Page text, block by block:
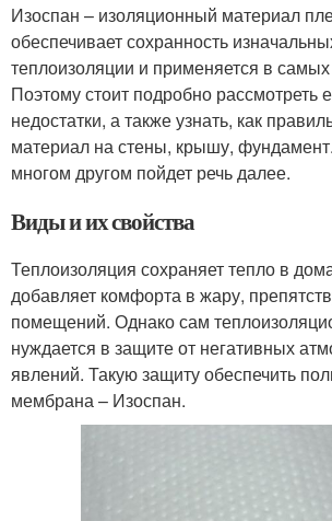
Изоспан – изоляционный материал
обеспечивает сохранность
теплоизоляции и применяется в
Поэтому стоит подробно рассмотреть
недостатки, а также узнать, как
материал на стены, крышу,
многом другом пойдет речь далее.
Виды и их свойства
Теплоизоляция сохраняет тепло в
добавляет комфорта в жару,
помещений. Однако сам
нуждается в защите от негативных
явлений. Такую защиту обеспечить
мембрана – Изоспан.